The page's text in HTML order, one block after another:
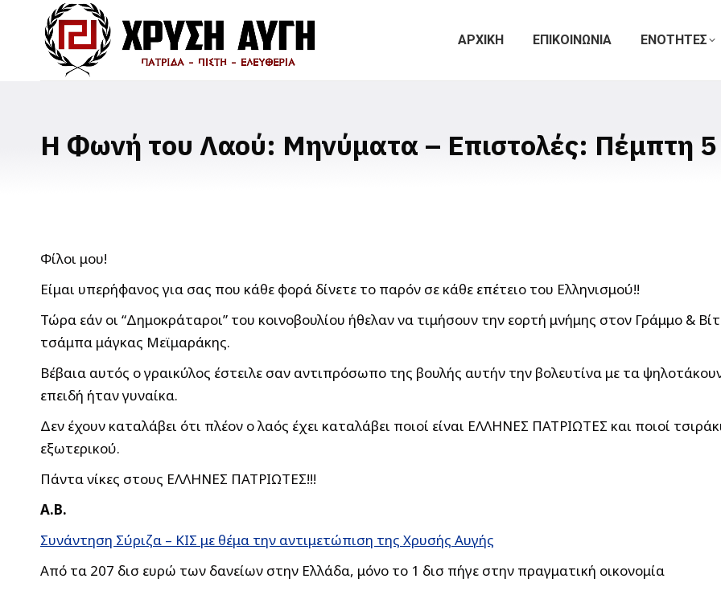
ΑΡΧΙΚΗ ΕΠΙΚΟΙΝΩΝΙΑ ΕΝΟΤΗΤΕΣ
Η Φωνή του Λαού: Μηνύματα – Επιστολές: Πέμπτη 5
Φίλοι μου!
Είμαι υπερήφανος για σας που κάθε φορά δίνετε το παρόν σε κάθε επέτειο του Ελληνισμού!!
Τώρα εάν οι “Δημοκράταροι” του κοινοβουλίου ήθελαν να τιμήσουν την εορτή μνήμης στον Γράμμο &
τσάμπα μάγκας Μεϊμαράκης.
Βέβαια αυτός ο γραικύλος έστειλε σαν αντιπρόσωπο της βουλής αυτήν την βολευτίνα με τα
επειδή ήταν γυναίκα.
Δεν έχουν καταλάβει ότι πλέον ο λαός έχει καταλάβει ποιοί είναι ΕΛΛΗΝΕΣ ΠΑΤΡΙΩΤΕΣ και ποιοί
εξωτερικού.
Πάντα νίκες στους ΕΛΛΗΝΕΣ ΠΑΤΡΙΩΤΕΣ!!!
Α.Β.
Συνάντηση Σύριζα – ΚΙΣ με θέμα την αντιμετώπιση της Χρυσής Αυγής
Από τα 207 δισ ευρώ των δανείων στην Ελλάδα, μόνο το 1 δισ πήγε στην πραγματική οικονομία